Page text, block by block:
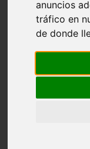
anuncios
tráfico en
de donde
comercios
estanques
viajar
cr a
especies